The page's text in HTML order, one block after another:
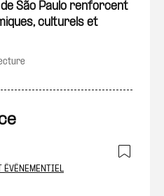
de São Paulo renforcent
culturels et
ÉVÉNEMENTIEL